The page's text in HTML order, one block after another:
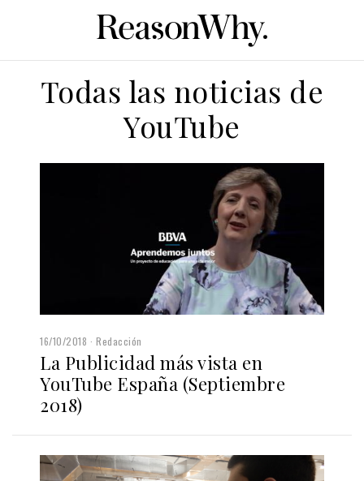
Todas las noticias de
YouTube
16/10/2018 Redacción
La Publicidad más vista en
YouTube España (Septiembre
2018)